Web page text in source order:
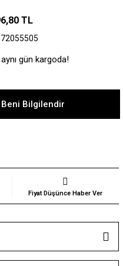
TL
gün kargoda!
Bilgilendir
Fiyat Düşünce Haber Ver